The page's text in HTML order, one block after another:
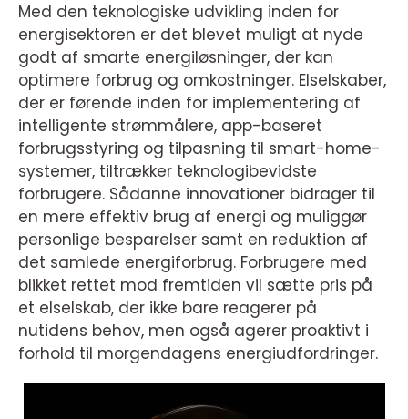
Med den teknologiske udvikling inden for
energisektoren er det blevet muligt at nyde
godt af smarte energiløsninger, der kan
optimere forbrug og omkostninger. Elselskaber,
der er førende inden for implementering af
intelligente strømmålere, app-baseret
forbrugsstyring og tilpasning til smart-home-
systemer, tiltrækker teknologibevidste
forbrugere. Sådanne innovationer bidrager til
en mere effektiv brug af energi og muliggør
personlige besparelser samt en reduktion af
det samlede energiforbrug. Forbrugere med
blikket rettet mod fremtiden vil sætte pris på
et elselskab, der ikke bare reagerer på
nutidens behov, men også agerer proaktivt i
forhold til morgendagens energiudfordringer.